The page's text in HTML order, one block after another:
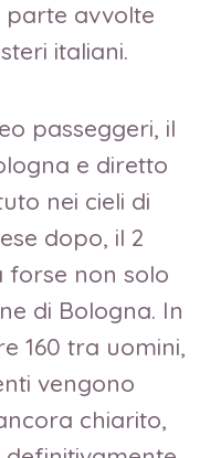
parte avvolte
italiani.
passeggeri, il
e diretto
nei cieli di
dopo, il 2
non solo
di Bologna. In
160 tra uomini,
vengono
chiarito,